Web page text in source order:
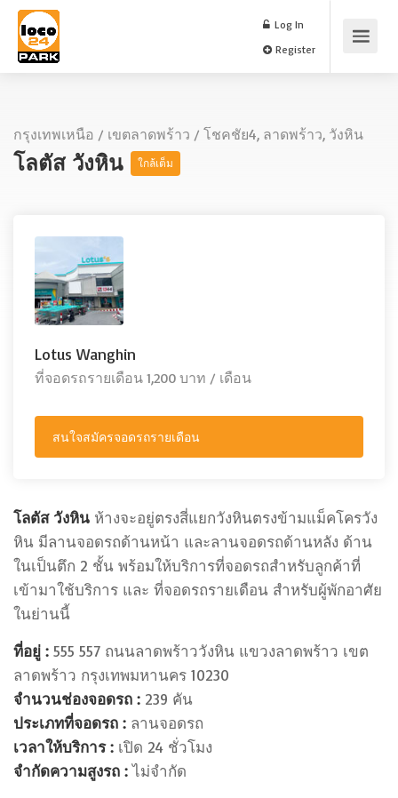
Log In
กรุงเทพเหนือ / เขตลาดพร้าว / โชคชัย4, ลาดพร้าว, วังหิน
โลตัส วังหิน ใกล้เต็ม
Lotus Wanghin
ที่จอดรถรายเดือน 1,200 บาท / เดือน
สนใจสมัครจอดรถรายเดือน
โลตัส วังหิน ห้างจะอยู่ตรงสี่แยกวังหินตรงข้ามแม็คโครวัง
หิน มีลานจอดรถด้านหน้า และลานจอดรถด้านหลัง ด้าน
ในเป็นตึก 2 ชั้น พร้อมให้บริการที่จอดรถสำหรับลูกค้าที่
เข้ามาใช้บริการ และ ที่จอดรถรายเดือน สำหรับผู้พักอาศัย
ในย่านนี้
ที่อยู่ : 555 557 ถนนลาดพร้าววังหิน แขวงลาดพร้าว เขต
ลาดพร้าว กรุงเทพมหานคร 10230
จำนวนช่องจอดรถ : 239 คัน
ประเภทที่จอดรถ : ลานจอดรถ
เวลาให้บริการ : เปิด 24 ชั่วโมง
จำกัดความสูงรถ :ไม่จำกัด